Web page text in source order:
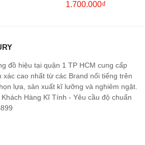
1.700.000₫
đồ hiệu tại quận 1 TP HCM cung cấp
cao nhất từ các Brand nổi tiếng trên
lựa, sản xuất kĩ lưỡng và nghiêm ngặt.
Hàng Kĩ Tính - Yêu cầu độ chuẩn